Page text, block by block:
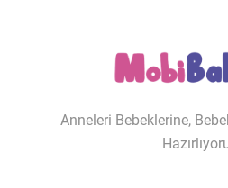
MobiBaby
Anneleri Bebeklerine,